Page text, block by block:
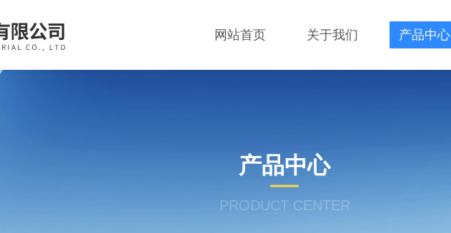
网站首页 关于我们 产品中心
产品中心
PRODUCT CENTER